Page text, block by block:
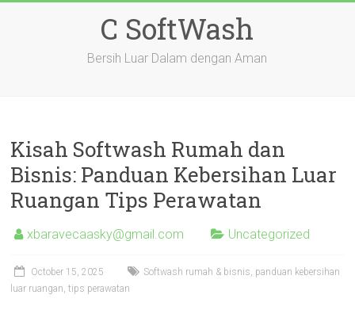
C SoftWash
Bersih Luar Dalam dengan Aman
Kisah Softwash Rumah dan
Bisnis: Panduan Kebersihan Luar
Ruangan Tips Perawatan
xbaravecaasky@gmail.com Uncategorized
October 15, 2025
Softwash rumah & bisnis, panduan kebersihan
luar ruangan, tips perawatan